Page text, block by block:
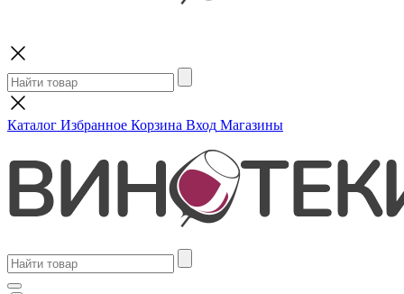
Каталог Избранное Корзина Вход Магазины